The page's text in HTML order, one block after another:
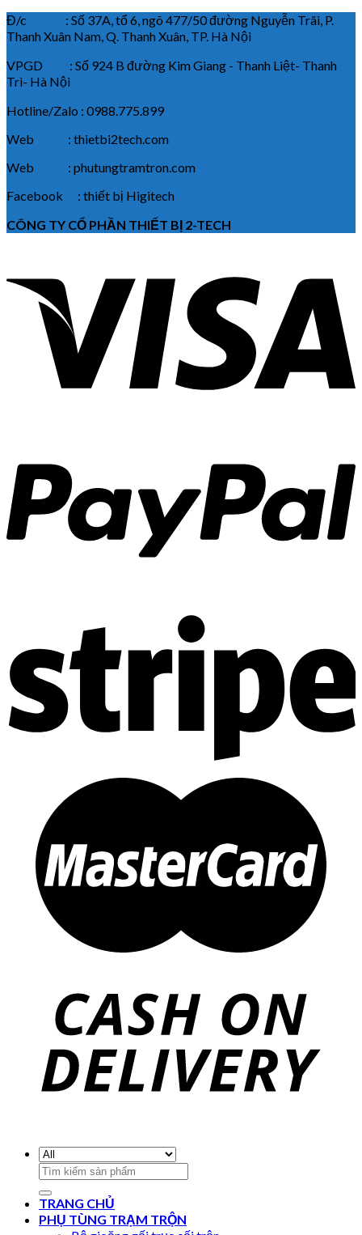
Đ/c : Số 37A, tổ 6, ngõ 477/50 đường Nguyễn Trãi, P.
Thanh Xuân Nam, Q. Thanh Xuân, TP. Hà Nội
VPGD : Số 924 B đường Kim Giang - Thanh Liệt- Thanh
Trì- Hà Nội
Hotline/Zalo : 0988.775.899
Web : thietbi2tech.com
Web : phutungtramtron.com
Facebook : thiết bị Higitech
CÔNG TY CỔ PHẦN THIẾT BỊ 2-TECH
Search
for:
TRANG CHỦ
PHỤ TÙNG TRẠM TRỘN